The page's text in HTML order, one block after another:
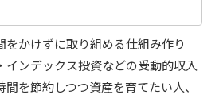
をかけずに取り組める仕組み作り
インデックス投資などの受動的収入
を節約しつつ資産を育てたい人、